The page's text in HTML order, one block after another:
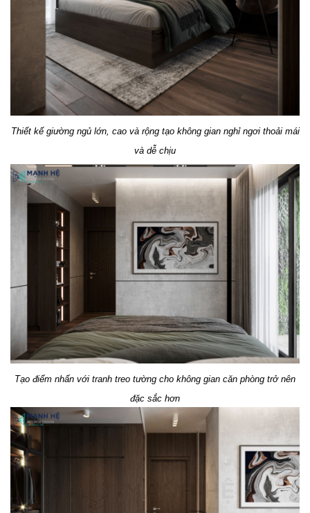
Thiết kế giường ngủ lớn, cao và rộng tạo không gian nghỉ ngơi thoải mái
và dễ chịu
Tạo điểm nhấn với tranh treo tường cho không gian căn phòng trở nên
đặc sắc hơn